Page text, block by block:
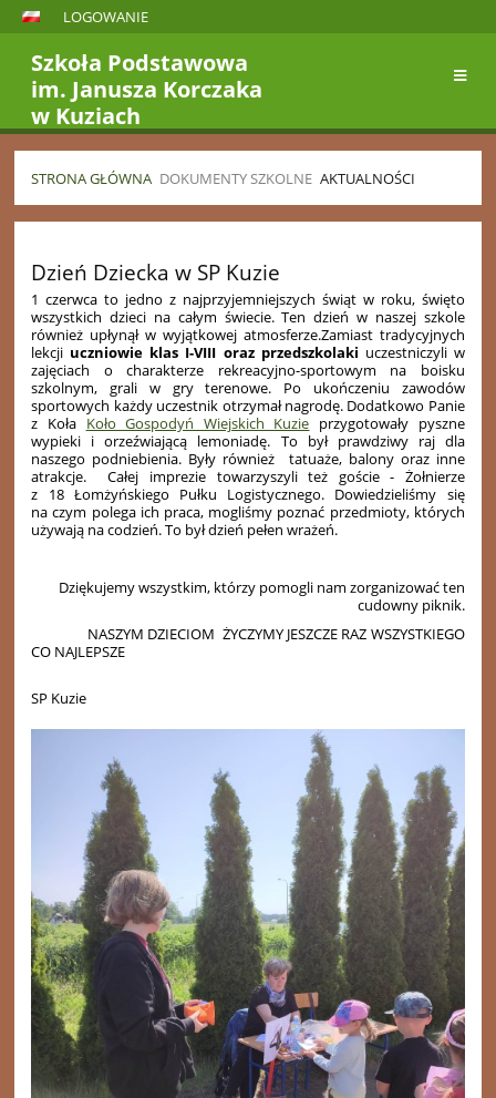
LOGOWANIE
Szkoła Podstawowa
im. Janusza Korczaka
w Kuziach
STRONA GŁÓWNA DOKUMENTY SZKOLNE AKTUALNOŚCI
Dzień Dziecka w SP Kuzie
1 czerwca to jedno z najprzyjemniejszych świąt w roku, święto
wszystkich dzieci na całym świecie. Ten dzień w naszej szkole
również upłynął w wyjątkowej atmosferze.Zamiast tradycyjnych
lekcji uczniowie klas I-VIII oraz przedszkolaki uczestniczyli w
zajęciach o charakterze rekreacyjno-sportowym na boisku
szkolnym, grali w gry terenowe. Po ukończeniu zawodów
sportowych każdy uczestnik otrzymał nagrodę. Dodatkowo Panie
z Koła Koło Gospodyń Wiejskich Kuzie przygotowały pyszne
wypieki i orzeźwiającą lemoniadę. To był prawdziwy raj dla
naszego podniebienia. Były również tatuaże, balony oraz inne
atrakcje. Całej imprezie towarzyszyli też goście - Żołnierze
z 18 Łomżyńskiego Pułku Logistycznego. Dowiedzieliśmy się
na czym polega ich praca, mogliśmy poznać przedmioty, których
używają na codzień. To był dzień pełen wrażeń.
Dziękujemy wszystkim, którzy pomogli nam zorganizować ten
cudowny piknik.
NASZYM DZIECIOM ŻYCZYMY JESZCZE RAZ WSZYSTKIEGO
CO NAJLEPSZE
SP Kuzie